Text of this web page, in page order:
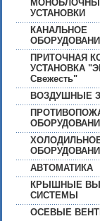
УСТАНОВКИ
КАНАЛЬНОЕ
ПРИТОЧНАЯ
УСТАНОВКА
Свежесть"
ВОЗДУШНЫЕ
АВТОМАТИКА
КРЫШНЫЕ
СИСТЕМЫ
ОСЕВЫЕ